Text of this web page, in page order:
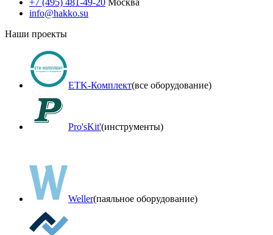
info@hakko.su
Наши проекты
ETK-Комплект(все оборудование)
Pro'sKit'(инструменты)
Weller(паяльное оборудование)